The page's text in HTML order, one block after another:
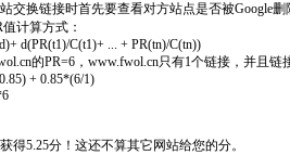
交换链接时首先要查看对方站点是否被Google
计算方式：
d(PR(t1)/C(t1)+ ... + PR(tn)/C(tn))
的PR=6，www.fwol.cn只有1个链接，并且链
+ 0.85*(6/1)
得5.25分！这还不算其它网站给您的分。